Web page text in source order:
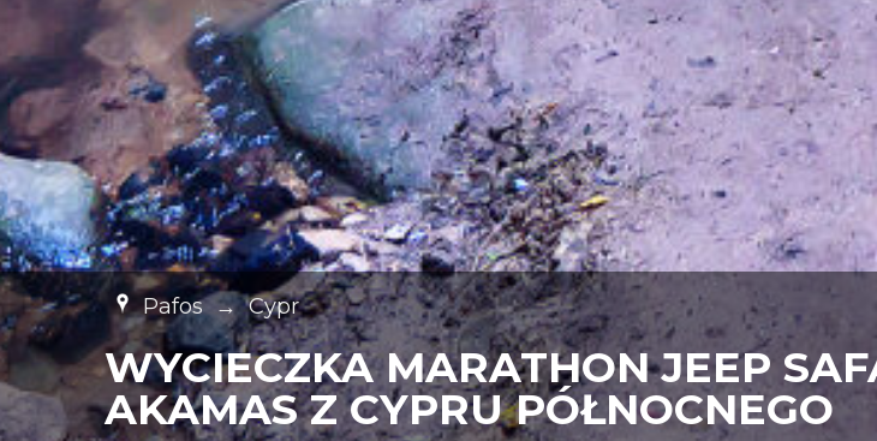
Pafos → Cypr
WYCIECZKA MARATHON JEEP
AKAMAS Z CYPRU PÓŁNOCNEGO